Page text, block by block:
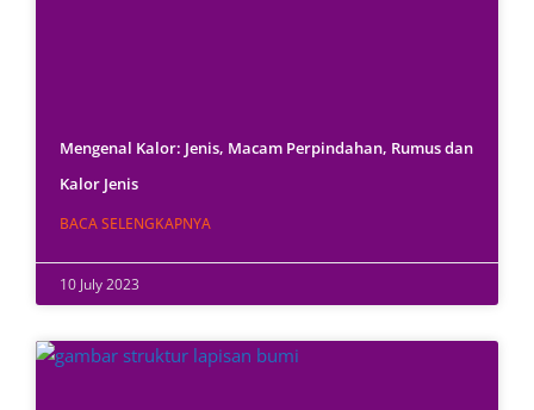
Mengenal Kalor: Jenis, Macam Perpindahan, Rumus dan
Kalor Jenis
BACA SELENGKAPNYA
10 July 2023